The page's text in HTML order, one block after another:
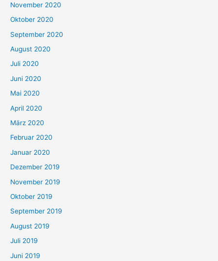
November 2020
Oktober 2020
September 2020
August 2020
Juli 2020
Juni 2020
Mai 2020
April 2020
März 2020
Februar 2020
Januar 2020
Dezember 2019
November 2019
Oktober 2019
September 2019
August 2019
Juli 2019
Juni 2019